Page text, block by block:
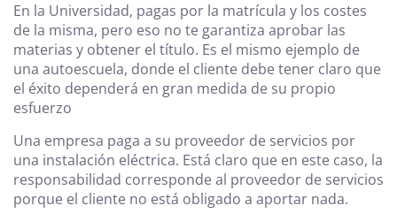
En la Universidad, pagas por la matrícula y los costes
de la misma, pero eso no te garantiza aprobar las
materias y obtener el título. Es el mismo ejemplo de
una autoescuela, donde el cliente debe tener claro que
el éxito dependerá en gran medida de su propio
esfuerzo
Una empresa paga a su proveedor de servicios por
una instalación eléctrica. Está claro que en este caso, la
responsabilidad corresponde al proveedor de servicios
porque el cliente no está obligado a aportar nada.